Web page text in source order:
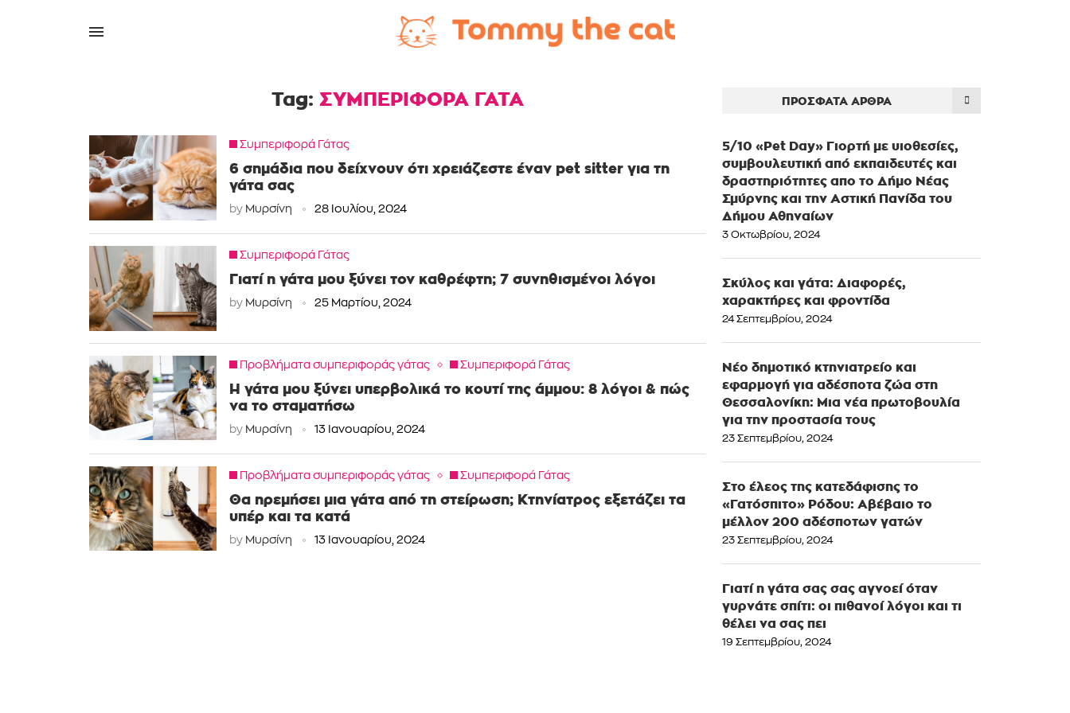
Tag: ΣΥΜΠΕΡΙΦΟΡΑ ΓΑΤΑ
Συμπεριφορά Γάτας
6 σημάδια που δείχνουν ότι χρειάζεστε έναν pet sitter για τη
γάτα σας
by Μυρσίνη 28 Ιουλίου, 2024
Συμπεριφορά Γάτας
Γιατί η γάτα μου ξύνει τον καθρέφτη; 7 συνηθισμένοι λόγοι
by Μυρσίνη 25 Μαρτίου, 2024
Προβλήματα συμπεριφοράς γάτας Συμπεριφορά Γάτας
Η γάτα μου ξύνει υπερβολικά το κουτί της άμμου: 8 λόγοι & πώς
να το σταματήσω
by Μυρσίνη 13 Ιανουαρίου, 2024
Προβλήματα συμπεριφοράς γάτας Συμπεριφορά Γάτας
Θα ηρεμήσει μια γάτα από τη στείρωση; Κτηνίατρος εξετάζει τα
υπέρ και τα κατά
by Μυρσίνη 13 Ιανουαρίου, 2024
ΠΡΌΣΦΑΤΑ ΆΡΘΡΑ
5/10 «Pet Day» Γιορτή με υιοθεσίες,
συμβουλευτική από εκπαιδευτές και
δραστηριότητες απο το Δήμο Νέας
Σμύρνης και την Αστική Πανίδα του
Δήμου Αθηναίων
3 Οκτωβρίου, 2024
Σκύλος και γάτα: Διαφορές,
χαρακτήρες και φροντίδα
24 Σεπτεμβρίου, 2024
Νέο δημοτικό κτηνιατρείο και
εφαρμογή για αδέσποτα ζώα στη
Θεσσαλονίκη: Μια νέα πρωτοβουλία
για την προστασία τους
23 Σεπτεμβρίου, 2024
Στο έλεος της κατεδάφισης το
«Γατόσπιτο» Ρόδου: Αβέβαιο το
μέλλον 200 αδέσποτων γατών
23 Σεπτεμβρίου, 2024
Γιατί η γάτα σας σας αγνοεί όταν
γυρνάτε σπίτι: οι πιθανοί λόγοι και τι
θέλει να σας πει
19 Σεπτεμβρίου, 2024